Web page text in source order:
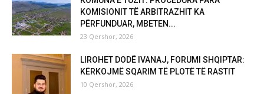
KOMISIONIT TË ARBITRAZHIT KA
PËRFUNDUAR, MBETEN...
23 Qershor, 2026
LIROHET DODË IVANAJ, FORUMI SHQIPTAR:
KËRKOJMË SQARIM TË PLOTË TË RASTIT
10 Qershor, 2026